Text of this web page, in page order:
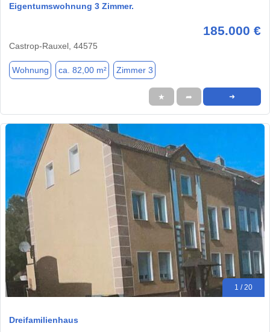
Eigentumswohnung 3 Zimmer.
185.000 €
Castrop-Rauxel, 44575
Wohnung ca. 82,00 m² Zimmer 3
★ ➦ ➜
1 / 20
Dreifamilienhaus